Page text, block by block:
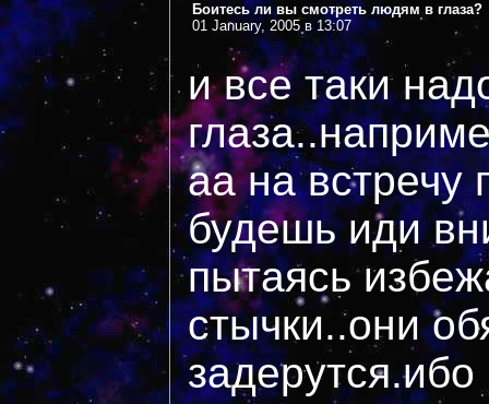
Боитесь ли вы смотреть людям в глаза?
01 January, 2005 в 13:07
и все таки
аа на встречу
будешь иди
пытаясь
стычки..они